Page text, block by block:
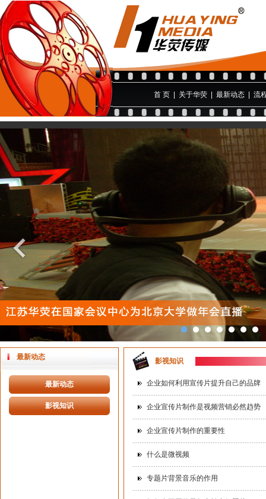
首 页| 关于华荧| 最新动态| 流
最新动态
最新动态
影视知识
影视知识
企业如何利用宣传片提升自己的品牌
企业宣传片制作是视频营销必然趋势
企业宣传片制作的重要性
什么是微视频
专题片背景音乐的作用